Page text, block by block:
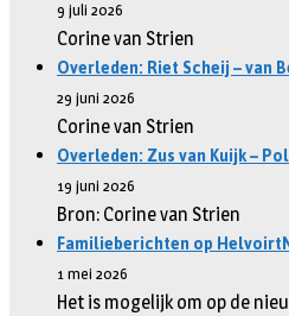
9 juli 2026
Corine van Strien
Overleden: Riet Scheij – van
29 juni 2026
Corine van Strien
Overleden: Zus van Kuijk –
19 juni 2026
Bron: Corine van Strien
Familieberichten op
1 mei 2026
Het is mogelijk om op de